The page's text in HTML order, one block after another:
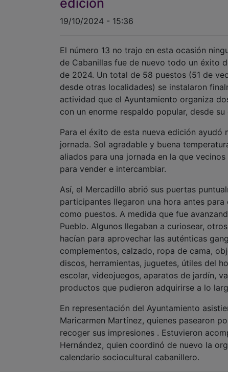
19/10/2024 - 15:36
El número 13 no trajo en esta ocasión
de Cabanillas fue de nuevo todo un éxito
de 2024. Un total de 58 puestos (51 de
desde otras localidades) se instalaron
actividad que el Ayuntamiento organiza
con un enorme respaldo popular, desde
Para el éxito de esta nueva edición ayudó
jornada. Sol agradable y buena
aliados para una jornada en la que
para vender e intercambiar.
Así, el Mercadillo abrió sus puertas
participantes llegaron una hora antes
como puestos. A medida que fue
Pueblo. Algunos llegaban a curiosear,
hacían para aprovechar las auténticas
complementos, calzado, ropa de cama,
discos, herramientas, juguetes, útiles del
escolar, videojuegos, aparatos de jardín,
productos que pudieron adquirirse a lo
En representación del Ayuntamiento
Maricarmen Martínez, quienes pasearon
recoger sus impresiones . Estuvieron
Hernández, quien coordinó de nuevo la
calendario sociocultural cabanillero.